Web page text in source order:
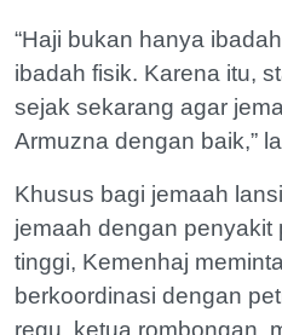
“Haji bukan hanya
ibadah fisik. Karena itu,
sejak sekarang agar
Armuzna dengan baik,”
Khusus bagi jemaah
jemaah dengan penyakit
tinggi, Kemenhaj
berkoordinasi dengan
regu, ketua rombongan,